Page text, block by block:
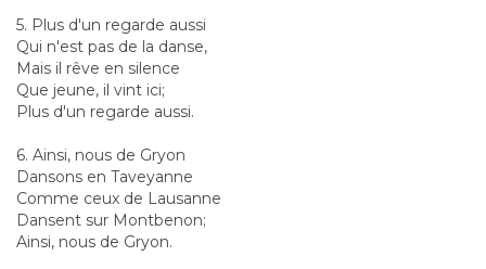
5. Plus d'un regarde aussi
Qui n'est pas de la danse,
Mais il rêve en silence
Que jeune, il vint ici;
Plus d'un regarde aussi.
6. Ainsi, nous de Gryon
Dansons en Taveyanne
Comme ceux de Lausanne
Dansent sur Montbenon;
Ainsi, nous de Gryon.